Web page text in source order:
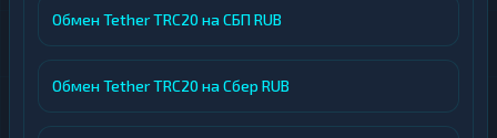
Обмен Tether TRC20 на СБП RUB
Обмен Tether TRC20 на Сбер RUB